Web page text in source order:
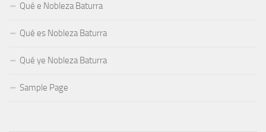
Qué e Nobleza Baturra
Qué es Nobleza Baturra
Qué ye Nobleza Baturra
Sample Page